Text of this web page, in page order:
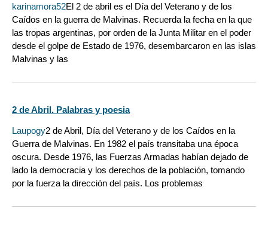
karinamora52El 2 de abril es el Día del Veterano y de los
Caídos en la guerra de Malvinas. Recuerda la fecha en la que
las tropas argentinas, por orden de la Junta Militar en el poder
desde el golpe de Estado de 1976, desembarcaron en las islas
Malvinas y las
2 de Abril. Palabras y poesia
Laupogy2 de Abril, Día del Veterano y de los Caídos en la
Guerra de Malvinas. En 1982 el país transitaba una época
oscura. Desde 1976, las Fuerzas Armadas habían dejado de
lado la democracia y los derechos de la población, tomando
por la fuerza la dirección del país. Los problemas